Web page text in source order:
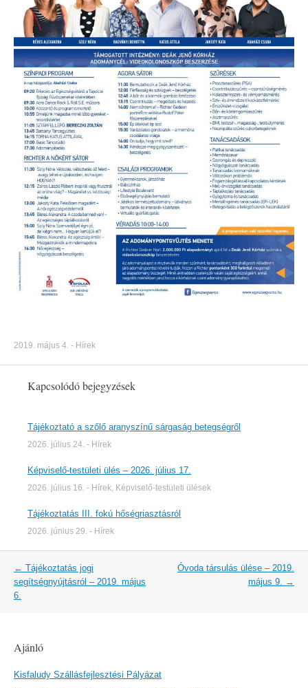
2019. május 4. - Hírek
Kapcsolódó bejegyzések
Tájékoztató a szőlő aranyszínű sárgaság betegségről
2026. július 24. - Hírek
Képviselő-testületi ülés – 2026. július 17.
2026. július 16. - Hírek, Képviselő-testületi ülések
Tájékoztatás III. fokú hőségriasztásról
2026. június 29. - Hírek
Post
navigation
← Tájékoztatás jogi
segítségnyújtásról – 2019. május
6.
Óvoda társulás ülése – 2019.
május 9. →
Ajánló
Kisfaludy Szállásfejlesztési Pályázat